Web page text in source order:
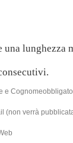
lunghezza
e
(non verrà